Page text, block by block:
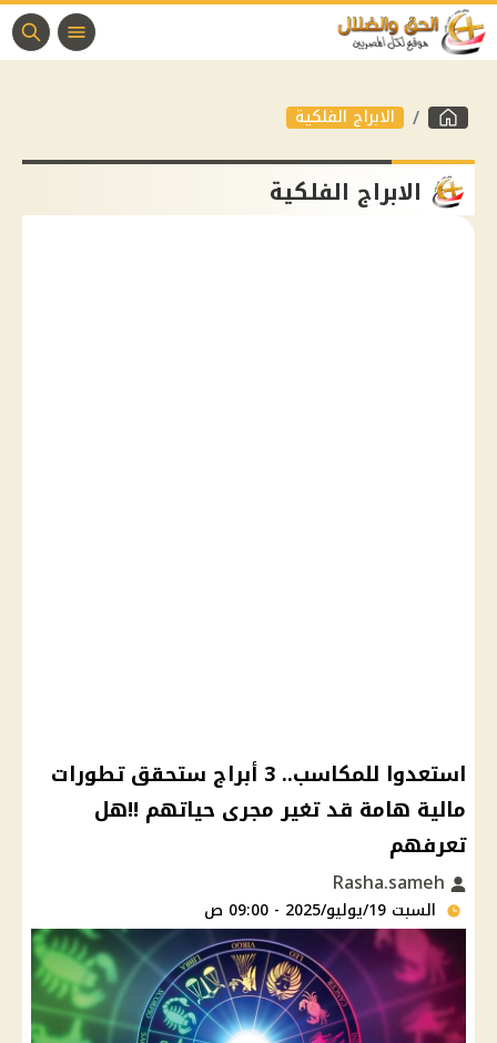
الابراج الفلكية
الابراج الفلكية
استعدوا للمكاسب.. 3 أبراج ستحقق تطورات
مالية هامة قد تغير مجرى حياتهم !!هل
تعرفهم
السبت 19/يوليو/2025 - 09:00 ص